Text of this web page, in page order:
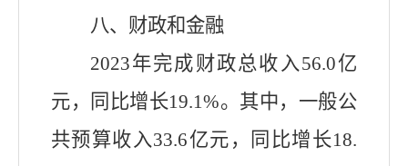
八、财政和金融
2023年完成财政总收入56.0亿
元，同比增长19.1%。其中，一般公
共预算收入33.6亿元，同比增长18.